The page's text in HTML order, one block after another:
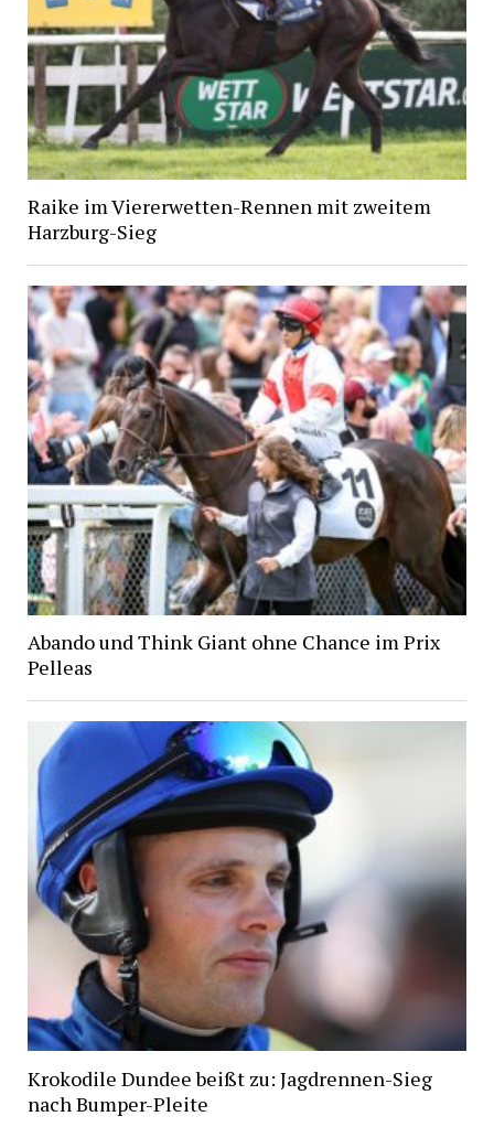
Raike im Viererwetten-Rennen mit zweitem
Harzburg-Sieg
Abando und Think Giant ohne Chance im Prix
Pelleas
Krokodile Dundee beißt zu: Jagdrennen-Sieg
nach Bumper-Pleite